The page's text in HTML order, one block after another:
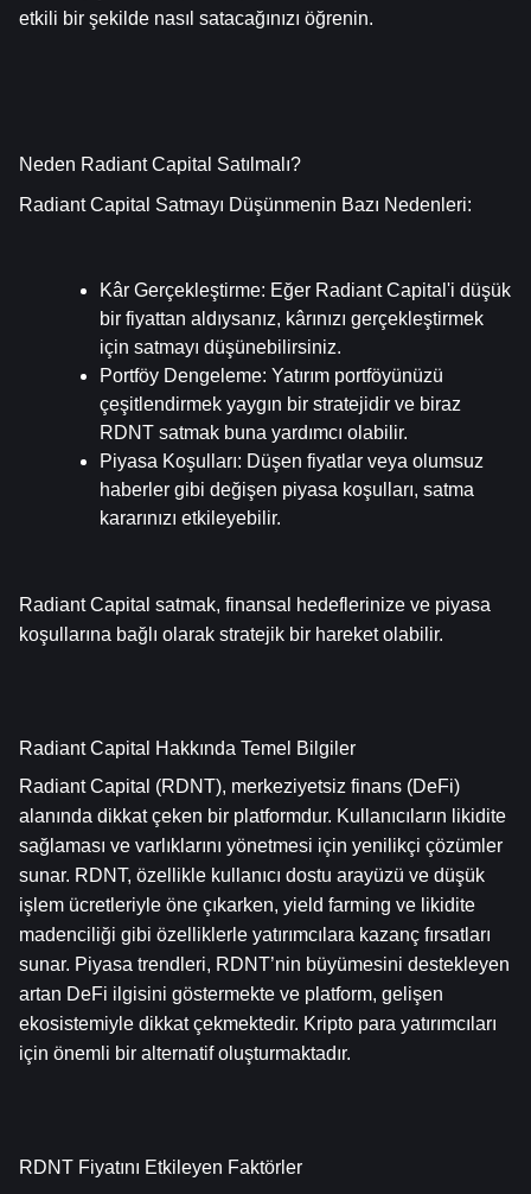
etkili bir şekilde nasıl satacağınızı öğrenin.
Neden Radiant Capital Satılmalı?
Radiant Capital Satmayı Düşünmenin Bazı Nedenleri:
Kâr Gerçekleştirme: Eğer Radiant Capital'i düşük
bir fiyattan aldıysanız, kârınızı gerçekleştirmek
için satmayı düşünebilirsiniz.
Portföy Dengeleme: Yatırım portföyünüzü
çeşitlendirmek yaygın bir stratejidir ve biraz
RDNT satmak buna yardımcı olabilir.
Piyasa Koşulları: Düşen fiyatlar veya olumsuz
haberler gibi değişen piyasa koşulları, satma
kararınızı etkileyebilir.
Radiant Capital satmak, finansal hedeflerinize ve piyasa
koşullarına bağlı olarak stratejik bir hareket olabilir.
Radiant Capital Hakkında Temel Bilgiler
Radiant Capital (RDNT), merkeziyetsiz finans (DeFi)
alanında dikkat çeken bir platformdur. Kullanıcıların likidite
sağlaması ve varlıklarını yönetmesi için yenilikçi çözümler
sunar. RDNT, özellikle kullanıcı dostu arayüzü ve düşük
işlem ücretleriyle öne çıkarken, yield farming ve likidite
madenciliği gibi özelliklerle yatırımcılara kazanç fırsatları
sunar. Piyasa trendleri, RDNT’nin büyümesini destekleyen
artan DeFi ilgisini göstermekte ve platform, gelişen
ekosistemiyle dikkat çekmektedir. Kripto para yatırımcıları
için önemli bir alternatif oluşturmaktadır.
RDNT Fiyatını Etkileyen Faktörler